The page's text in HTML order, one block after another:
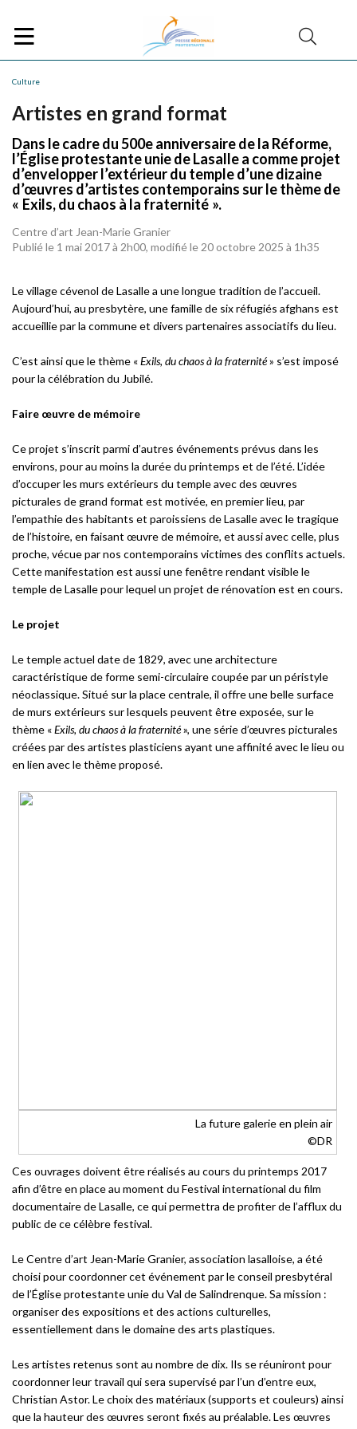
Culture
Artistes en grand format
Dans le cadre du 500e anniversaire de la Réforme,
l’Église protestante unie de Lasalle a comme projet
d’envelopper l’extérieur du temple d’une dizaine
d’œuvres d’artistes contemporains sur le thème de
« Exils, du chaos à la fraternité ».
Centre d’art Jean-Marie Granier
Publié le 1 mai 2017 à 2h00, modifié le 20 octobre 2025 à 1h35
Le village cévenol de Lasalle a une longue tradition de l’accueil.
Aujourd’hui, au presbytère, une famille de six réfugiés afghans est
accueillie par la commune et divers partenaires associatifs du lieu.
C’est ainsi que le thème «Exils, du chaos à la fraternité» s’est imposé
pour la célébration du Jubilé.
Faire œuvre de mémoire
Ce projet s’inscrit parmi d’autres événements prévus dans les
environs, pour au moins la durée du printemps et de l’été. L’idée
d’occuper les murs extérieurs du temple avec des œuvres
picturales de grand format est motivée, en premier lieu, par
l’empathie des habitants et paroissiens de Lasalle avec le tragique
de l’histoire, en faisant œuvre de mémoire, et aussi avec celle, plus
proche, vécue par nos contemporains victimes des conflits actuels.
Cette manifestation est aussi une fenêtre rendant visible le
temple de Lasalle pour lequel un projet de rénovation est en cours.
Le projet
Le temple actuel date de 1829, avec une architecture
caractéristique de forme semi-circulaire coupée par un péristyle
néoclassique. Situé sur la place centrale, il offre une belle surface
de murs extérieurs sur lesquels peuvent être exposée, sur le
thème «Exils, du chaos à la fraternité», une série d’œuvres picturales
créées par des artistes plasticiens ayant une affinité avec le lieu ou
en lien avec le thème proposé.
La future galerie en plein air
©DR
Ces ouvrages doivent être réalisés au cours du printemps 2017
afin d’être en place au moment du Festival international du film
documentaire de Lasalle, ce qui permettra de profiter de l’afflux du
public de ce célèbre festival.
Le Centre d’art Jean-Marie Granier, association lasalloise, a été
choisi pour coordonner cet événement par le conseil presbytéral
de l’Église protestante unie du Val de Salindrenque. Sa mission :
organiser des expositions et des actions culturelles,
essentiellement dans le domaine des arts plastiques.
Les artistes retenus sont au nombre de dix. Ils se réuniront pour
coordonner leur travail qui sera supervisé par l’un d’entre eux,
Christian Astor. Le choix des matériaux (supports et couleurs) ainsi
que la hauteur des œuvres seront fixés au préalable. Les œuvres